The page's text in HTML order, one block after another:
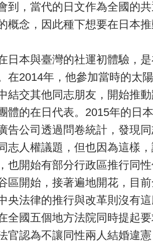
到，當代的日文作為全國的
概念，因此種下想要在日本推
日本與臺灣的社運初體驗，
在2014年，他參加當時的太
結交其他同志朋友，開始推
體的在日代表。2015年的日
告公司透過問卷統計，發現
志人權議題，但也因為這樣
也開始有部分行政區推行同
區開始，接著遍地開花，目
央法律的推行與改革則沒有
全國五個地方法院同時提起
官認為不讓同性兩人結婚違